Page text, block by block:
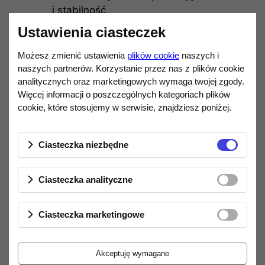
i stabilność
Specyfikacja techniczna:
Indeks wyrobu: 9515507609
Impedancja nominalna: 15 Ω
Pasmo przenoszenia: 3 000 – 20 000
Moc nominalna: 60 W (przed filtrem) /
Moc maksymalna: 120 W / 5 W
Efektywność: 94 dB
podziału: 3 000 Hz
Ustawienia ciasteczek
Możesz zmienić ustawienia plików cookie naszych i
naszych partnerów. Korzystanie przez nas z plików cookie
analitycznych oraz marketingowych wymaga twojej zgody.
Więcej informacji o poszczególnych kategoriach plików
cookie, które stosujemy w serwisie, znajdziesz poniżej.
Ciasteczka niezbędne
Ciasteczka analityczne
Ciasteczka marketingowe
Akceptuję wymagane